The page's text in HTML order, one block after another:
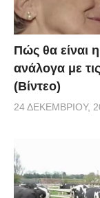
Πώς θα είναι
ανάλογα με
(Βίντεο)
24 ΔΕΚΕΜΒΡΊΟΥ,